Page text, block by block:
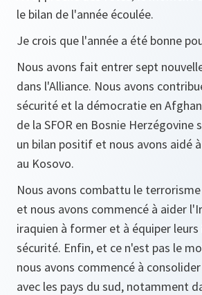
le bilan de l'année écoulée.
Je crois que l'année a été bonne
Nous avons fait entrer sept
dans l'Alliance. Nous avons
sécurité et la démocratie en
de la SFOR en Bosnie Herzégovine
un bilan positif et nous avons aidé
au Kosovo.
Nous avons combattu le
et nous avons commencé à aider
iraquien à former et à équiper
sécurité. Enfin, et ce n'est pas le
nous avons commencé à
avec les pays du sud, notamment